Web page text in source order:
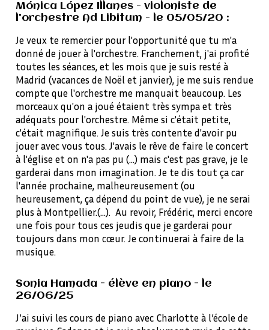
Mónica López Illanes - violoniste de
l'orchestre Ad Libitum - le 05/05/20 :
Je veux te remercier pour l'opportunité que tu m'a
donné de jouer à l'orchestre. Franchement, j'ai profité
toutes les séances, et les mois que je suis resté à
Madrid (vacances de Noël et janvier), je me suis rendue
compte que l'orchestre me manquait beaucoup. Les
morceaux qu'on a joué étaient très sympa et très
adéquats pour l'orchestre. Même si c'était petite,
c'était magnifique. Je suis très contente d'avoir pu
jouer avec vous tous. J'avais le rêve de faire le concert
à l'église et on n'a pas pu (...) mais c'est pas grave, je le
garderai dans mon imagination. Je te dis tout ça car
l'année prochaine, malheureusement (ou
heureusement, ça dépend du point de vue), je ne serai
plus à Montpellier.(...). Au revoir, Frédéric, merci encore
une fois pour tous ces jeudis que je garderai pour
toujours dans mon cœur. Je continuerai à faire de la
musique.
Sonia Hamada - élève en piano - le
26/06/25
J’ai suivi les cours de piano avec Charlotte à l’école de